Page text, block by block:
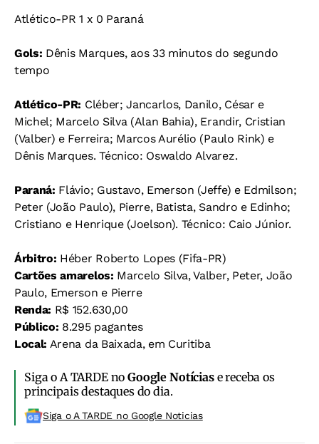
Atlético-PR 1 x 0 Paraná
Gols: Dênis Marques, aos 33 minutos do segundo
tempo
Atlético-PR: Cléber; Jancarlos, Danilo, César e
Michel; Marcelo Silva (Alan Bahia), Erandir, Cristian
(Valber) e Ferreira; Marcos Aurélio (Paulo Rink) e
Dênis Marques. Técnico: Oswaldo Alvarez.
Paraná: Flávio; Gustavo, Emerson (Jeffe) e Edmilson;
Peter (João Paulo), Pierre, Batista, Sandro e Edinho;
Cristiano e Henrique (Joelson). Técnico: Caio Júnior.
Árbitro: Héber Roberto Lopes (Fifa-PR)
Cartões amarelos: Marcelo Silva, Valber, Peter, João
Paulo, Emerson e Pierre
Renda: R$ 152.630,00
Público: 8.295 pagantes
Local: Arena da Baixada, em Curitiba
Siga o A TARDE noGoogle Notíciase receba os
principais destaques do dia.
Siga o A TARDE no Google Noticias